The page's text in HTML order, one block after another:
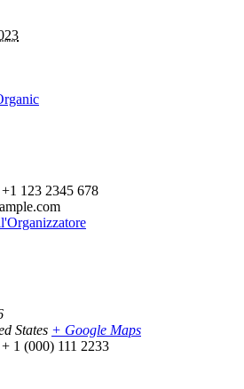
+1 123 2345 678
States + Google Maps
+ 1 (000) 111 2233